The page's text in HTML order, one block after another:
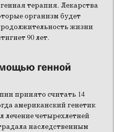
терапия. Лекарства
организм будет
жизни
90 лет.
генной
принято считать 14
американский генетик
четырехлетней
наследственным